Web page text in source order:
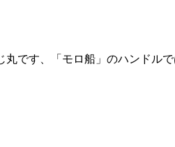
丸です、「モロ船」のハンドル